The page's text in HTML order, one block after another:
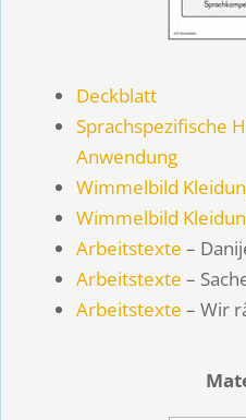
Deckblatt
Sprachspezifische
Anwendung
Wimmelbild
Wimmelbild
Arbeitstexte –
Arbeitstexte –
Arbeitstexte – Wir